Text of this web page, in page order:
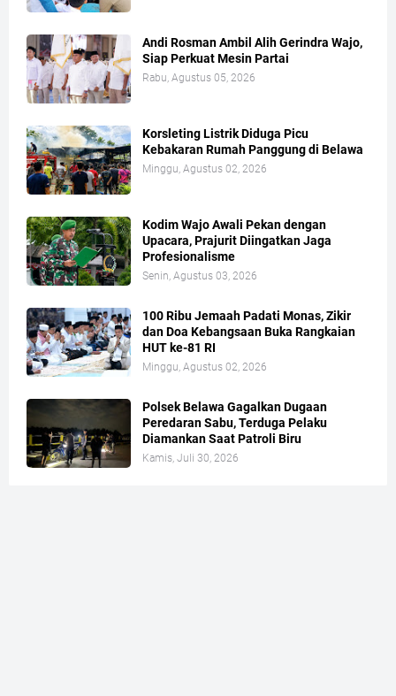
Andi Rosman Ambil Alih Gerindra Wajo,
Siap Perkuat Mesin Partai
Rabu, Agustus 05, 2026
Korsleting Listrik Diduga Picu
Kebakaran Rumah Panggung di Belawa
Minggu, Agustus 02, 2026
Kodim Wajo Awali Pekan dengan
Upacara, Prajurit Diingatkan Jaga
Profesionalisme
Senin, Agustus 03, 2026
100 Ribu Jemaah Padati Monas, Zikir
dan Doa Kebangsaan Buka Rangkaian
HUT ke-81 RI
Minggu, Agustus 02, 2026
Polsek Belawa Gagalkan Dugaan
Peredaran Sabu, Terduga Pelaku
Diamankan Saat Patroli Biru
Kamis, Juli 30, 2026